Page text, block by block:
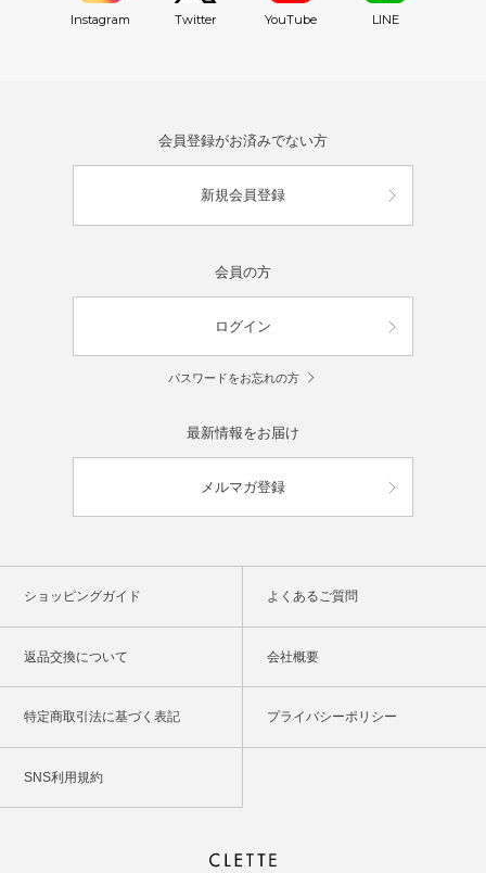
Instagram Twitter YouTube LINE
会員登録がお済みでない方
新規会員登録
会員の方
ログイン
パスワードをお忘れの方
最新情報をお届け
メルマガ登録
ショッピングガイド よくあるご質問
返品交換について 会社概要
特定商取引法に基づく表記 プライバシーポリシー
SNS利用規約